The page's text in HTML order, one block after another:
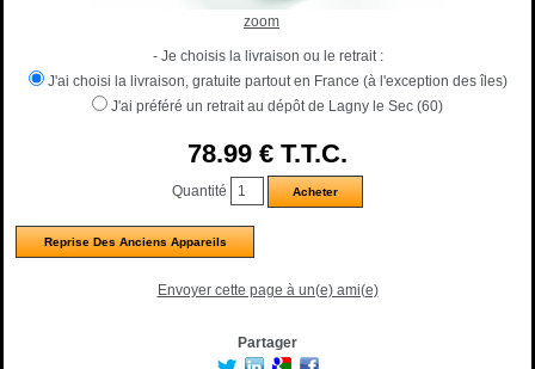
zoom
- Je choisis la livraison ou le retrait :
J'ai choisi la livraison, gratuite partout en France (à l'exception des îles)
J'ai préféré un retrait au dépôt de Lagny le Sec (60)
78.99 € T.T.C.
Quantité
Reprise Des Anciens Appareils
Envoyer cette page à un(e) ami(e)
Partager